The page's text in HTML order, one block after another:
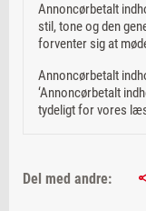
Annoncørbetalt
stil, tone og den
forventer sig at
Annoncørbetalt
‘Annoncørbetalt
tydeligt for vores
Del med andre: